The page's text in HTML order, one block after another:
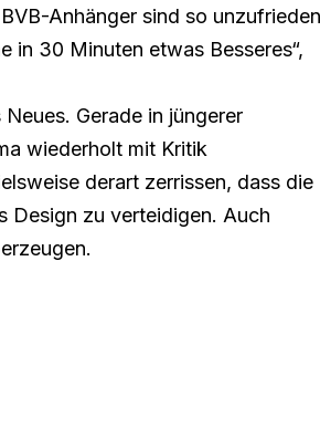
Anhänger sind so
in 30 Minuten etwas Besseres“,
Gerade in jüngerer
wiederholt mit Kritik
derart zerrissen, dass die
Design zu verteidigen. Auch